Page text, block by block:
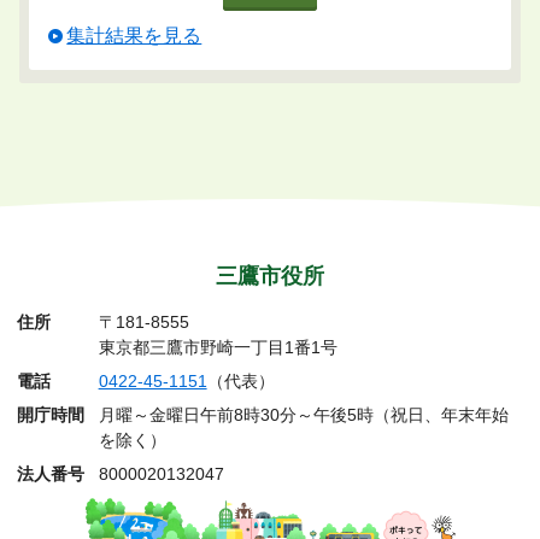
集計結果を見る
三鷹市役所
住所
〒181-8555
東京都三鷹市野崎一丁目1番1号
電話
0422-45-1151（代表）
開庁時間
月曜～金曜日午前8時30分～午後5時（祝日、年末年始
を除く）
法人番号
8000020132047